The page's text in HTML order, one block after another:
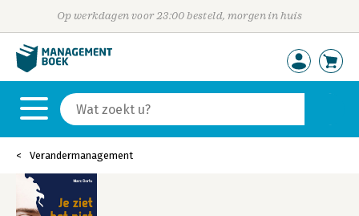
Op werkdagen voor 23:00 besteld, morgen in huis
Verandermanagement